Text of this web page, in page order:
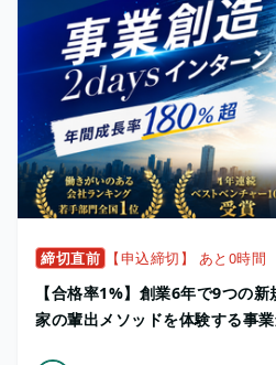
締切直前 【申込締切】 あと0時間
【合格率1%】創業6年で9つの
家の輩出メソッドを体験する事